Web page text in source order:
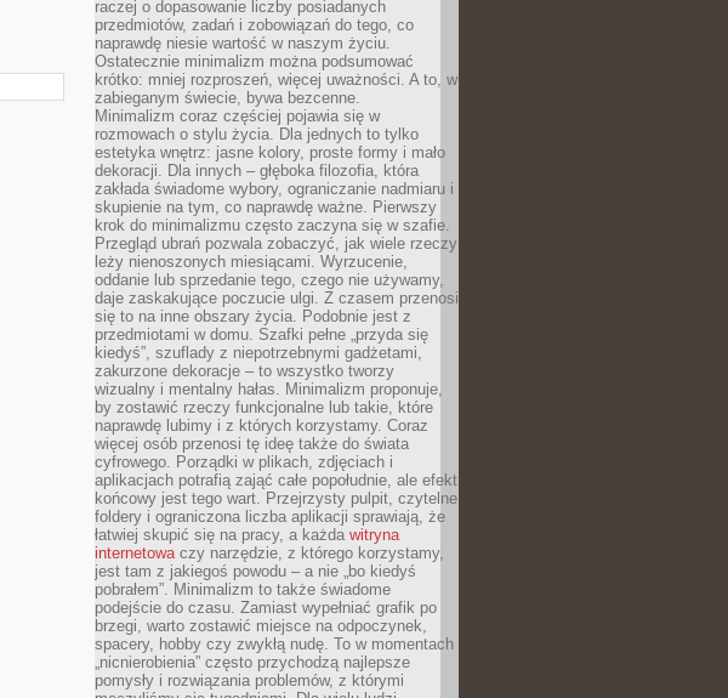
raczej o dopasowanie liczby posiadanych
przedmiotów, zadań i zobowiązań do tego, co
naprawdę niesie wartość w naszym życiu.
Ostatecznie minimalizm można podsumować
krótko: mniej rozproszeń, więcej uważności. A to, w
zabieganym świecie, bywa bezcenne.
Minimalizm coraz częściej pojawia się w
rozmowach o stylu życia. Dla jednych to tylko
estetyka wnętrz: jasne kolory, proste formy i mało
dekoracji. Dla innych – głęboka filozofia, która
zakłada świadome wybory, ograniczanie nadmiaru i
skupienie na tym, co naprawdę ważne. Pierwszy
krok do minimalizmu często zaczyna się w szafie.
Przegląd ubrań pozwala zobaczyć, jak wiele rzeczy
leży nienoszonych miesiącami. Wyrzucenie,
oddanie lub sprzedanie tego, czego nie używamy,
daje zaskakujące poczucie ulgi. Z czasem przenosi
się to na inne obszary życia. Podobnie jest z
przedmiotami w domu. Szafki pełne „przyda się
kiedyś”, szuflady z niepotrzebnymi gadżetami,
zakurzone dekoracje – to wszystko tworzy
wizualny i mentalny hałas. Minimalizm proponuje,
by zostawić rzeczy funkcjonalne lub takie, które
naprawdę lubimy i z których korzystamy. Coraz
więcej osób przenosi tę ideę także do świata
cyfrowego. Porządki w plikach, zdjęciach i
aplikacjach potrafią zająć całe popołudnie, ale efekt
końcowy jest tego wart. Przejrzysty pulpit, czytelne
foldery i ograniczona liczba aplikacji sprawiają, że
łatwiej skupić się na pracy, a każda witryna
internetowaczy narzędzie, z którego korzystamy,
jest tam z jakiegoś powodu – a nie „bo kiedyś
pobrałem”. Minimalizm to także świadome
podejście do czasu. Zamiast wypełniać grafik po
brzegi, warto zostawić miejsce na odpoczynek,
spacery, hobby czy zwykłą nudę. To w momentach
„nicnierobienia” często przychodzą najlepsze
pomysły i rozwiązania problemów, z którymi